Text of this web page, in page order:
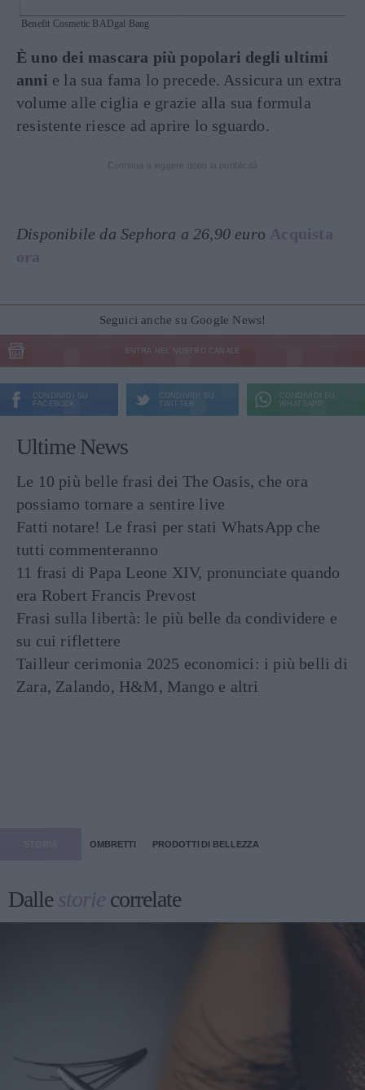
Benefit Cosmetic BADgal Bang
È uno dei mascara più popolari degli ultimi
anni e la sua fama lo precede. Assicura un extra
volume alle ciglia e grazie alla sua formula
resistente riesce ad aprire lo sguardo.
Disponibile da Sephora a 26,90 euro Acquista
ora
Seguici anche su Google News!
ENTRA NEL NOSTRO CANALE
CONDIVIDI SU
FACEBOOK
CONDIVIDI SU
TWITTER
CONDIVIDI SU
WHATSAPP
Ultime News
Le 10 più belle frasi dei The Oasis, che ora
possiamo tornare a sentire live
Fatti notare! Le frasi per stati WhatsApp che
tutti commenteranno
11 frasi di Papa Leone XIV, pronunciate quando
era Robert Francis Prevost
Frasi sulla libertà: le più belle da condividere e
su cui riflettere
Tailleur cerimonia 2025 economici: i più belli di
Zara, Zalando, H&M, Mango e altri
OMBRETTI PRODOTTI DI BELLEZZA
Dallestorie correlate